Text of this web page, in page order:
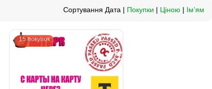
Сортування Дата | Покупки | Ціною | Ім’ям
15 покупок